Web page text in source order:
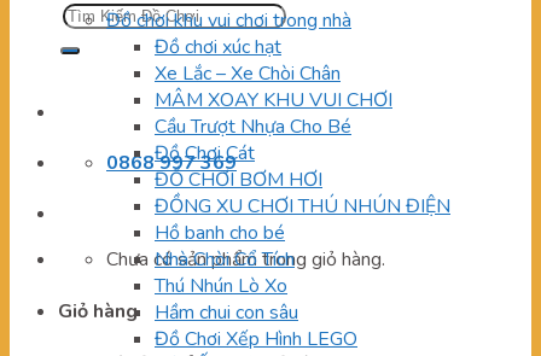
Tìm
kiếm:
0868 997 369
Chưa có sản phẩm trong giỏ hàng.
Giỏ hàng
Đồ chơi khu vui chơi trong nhà
Đồ chơi xúc hạt
Xe Lắc – Xe Chòi Chân
MÂM XOAY KHU VUI CHƠI
Cầu Trượt Nhựa Cho Bé
Đồ Chơi Cát
ĐỒ CHƠI BƠM HƠI
ĐỒNG XU CHƠI THÚ NHÚN ĐIỆN
Hồ banh cho bé
Nhà Chòi Cổ Tích
Thú Nhún Lò Xo
Hầm chui con sâu
Đồ Chơi Xếp Hình LEGO